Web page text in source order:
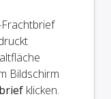
Bildschirm
klicken.